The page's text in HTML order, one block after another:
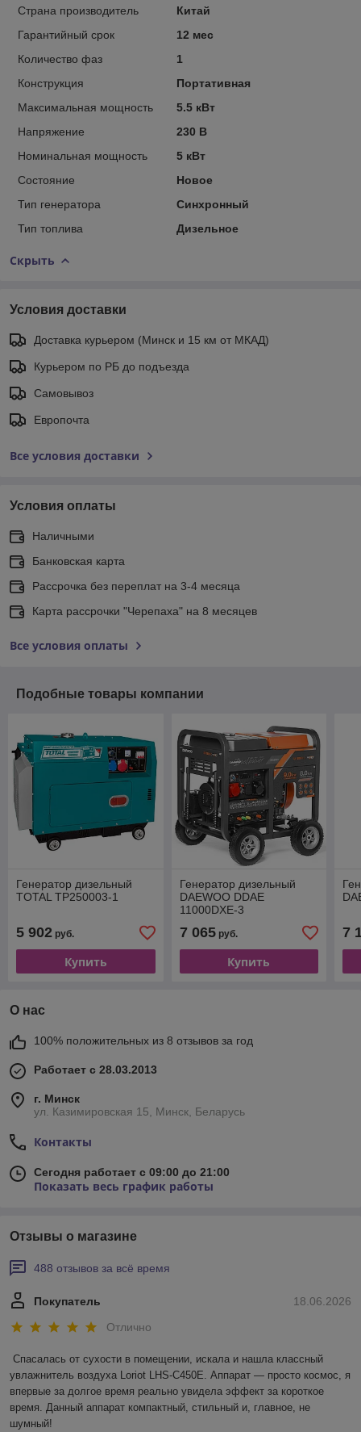
Страна производитель
Китай
Гарантийный срок
12 мес
Количество фаз
1
Конструкция
Портативная
Максимальная мощность
5.5 кВт
Напряжение
230 В
Номинальная мощность
5 кВт
Состояние
Новое
Тип генератора
Синхронный
Тип топлива
Дизельное
Скрыть
Условия доставки
Доставка курьером (Минск и 15 км от МКАД)
Курьером по РБ до подъезда
Самовывоз
Европочта
Все условия доставки
Условия оплаты
Наличными
Банковская карта
Рассрочка без переплат на 3-4 месяца
Карта рассрочки "Черепаха" на 8 месяцев
Все условия оплаты
Подобные товары компании
Генератор дизельный
TOTAL TP250003-1
5 902 руб.
Купить
Генератор дизельный
DAEWOO DDAE
11000DXE-3
7 065руб.
Купить
7
О нас
100% положительных из 8 отзывов за год
Работает с 28.03.2013
г. Минск
ул. Казимировская 15, Минск, Беларусь
Контакты
Сегодня работает с 09:00 до 21:00
Показать весь график работы
Отзывы о магазине
488 отзывов за всё время
18.06.2026
Покупатель
Отлично
Спасалась от сухости в помещении, искала и нашла классный
увлажнитель воздуха Loriot LHS-C450E. Аппарат — просто космос, я
впервые за долгое время реально увидела эффект за короткое
время. Данный аппарат компактный, стильный и, главное, не
шумный!